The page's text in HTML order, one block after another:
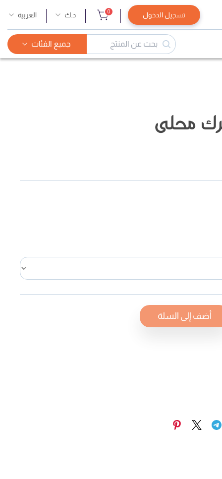
تسجيل الدخول 0 د.ك العربية
جميع الفئات
محلى
أضف إلى السلة